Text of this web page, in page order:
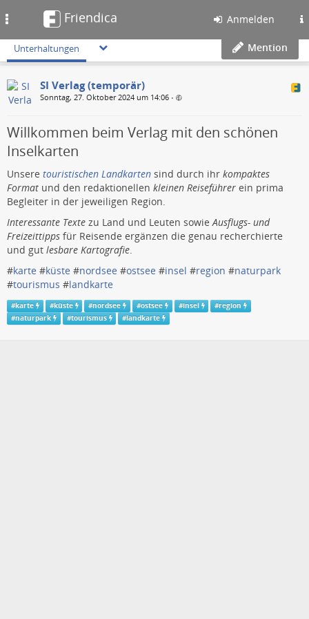
Friendica Anmelden
Unterhaltungen Mention
SI Verlag (temporär)
Sonntag, 27. Oktober 2024 um 14:06 •
Willkommen beim Verlag mit den schönen
Inselkarten
Unsere touristischen Landkarten sind durch ihr kompaktes
Format und den redaktionellen kleinen Reiseführer ein prima
Begleiter in der jeweiligen Region.
Interessante Texte zu Land und Leuten sowieAusflugs- und
Freizeittipps für Reisende ergänzen die genau recherchierte
und gut lesbare Kartografie.
#karte #küste #nordsee #ostsee #insel #region #naturpark
#tourismus #landkarte
#karte #küste #nordsee #ostsee #insel #region
#naturpark #tourismus #landkarte